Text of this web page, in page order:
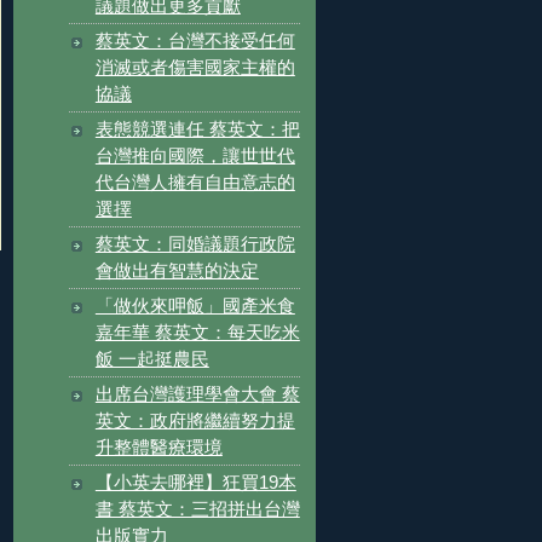
議題做出更多貢獻
蔡英文：台灣不接受任何
消滅或者傷害國家主權的
協議
表態競選連任 蔡英文：把
台灣推向國際，讓世世代
代台灣人擁有自由意志的
選擇
蔡英文：同婚議題行政院
會做出有智慧的決定
「做伙來呷飯」國產米食
嘉年華 蔡英文：每天吃米
飯 一起挺農民
出席台灣護理學會大會 蔡
英文：政府將繼續努力提
升整體醫療環境
【小英去哪裡】狂買19本
書 蔡英文：三招拼出台灣
出版實力